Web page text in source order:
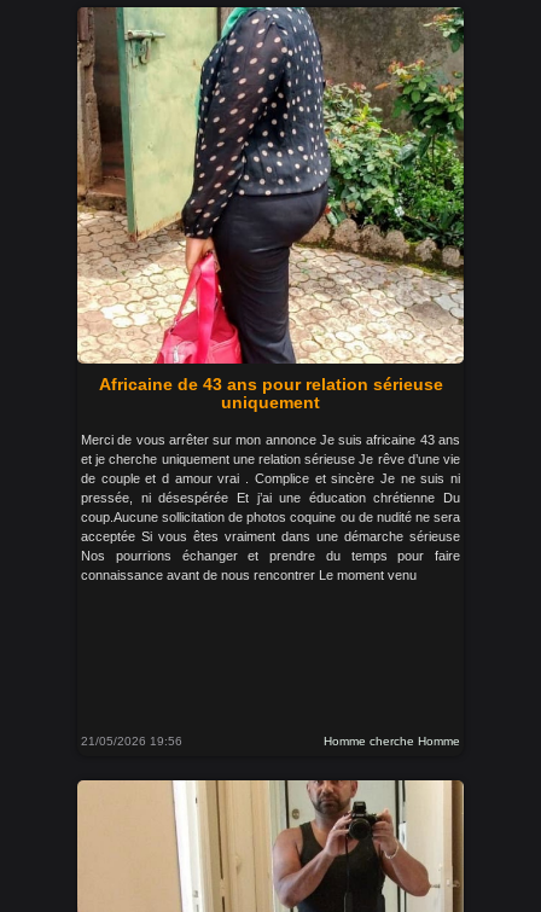
Africaine de 43 ans pour relation sérieuse
uniquement
Merci de vous arrêter sur mon annonce Je suis africaine 43 ans
et je cherche uniquement une relation sérieuse Je rêve d’une vie
de couple et d amour vrai . Complice et sincère Je ne suis ni
pressée, ni désespérée Et j’ai une éducation chrétienne Du
coup.Aucune sollicitation de photos coquine ou de nudité ne sera
acceptée Si vous êtes vraiment dans une démarche sérieuse
Nos pourrions échanger et prendre du temps pour faire
connaissance avant de nous rencontrer Le moment venu
21/05/2026 19:56 Homme cherche Homme